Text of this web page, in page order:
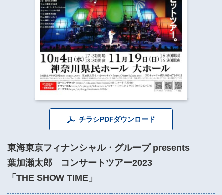
・ パイプオルガン
・ 神奈川県民ホールの取り組み
​​​​​​​​​​​​​神奈川県立県民ホール
ギャラリーSNS
チラシPDFダウンロード
東海東京フィナンシャル・グループ presents
葉加瀬太郎 コンサートツアー2023
「THE SHOW TIME」